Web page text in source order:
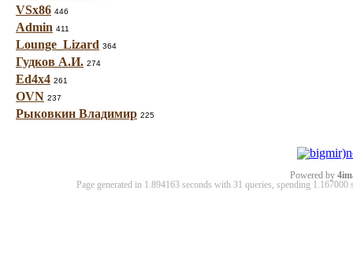
VSx86 446
Admin 411
Lounge_Lizard 364
Гудков А.И. 274
Ed4x4 261
OVN 237
Рыковкин Владимир 225
Powered by
Page generated in 1.894163 seconds with 31 queries, spending